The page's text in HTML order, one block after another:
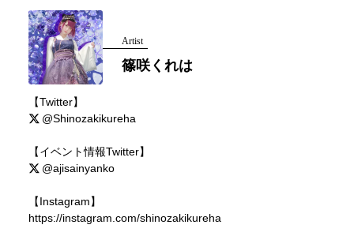
Artist
篠咲くれは
【Twitter】
@Shinozakikureha
【イベント情報Twitter】
@ajisainyanko
【Instagram】
https://instagram.com/shinozakikureha